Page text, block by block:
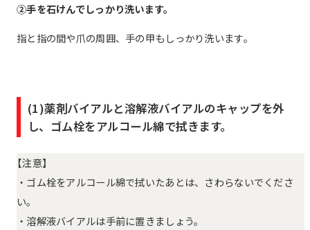
②手を石けんでしっかり洗います。
指と指の間や爪の周囲、手の甲もしっかり洗います。
(1)薬剤バイアルと溶解液バイアルのキャップを外
し、ゴム栓をアルコール綿で拭きます。
【注意】
・ゴム栓をアルコール綿で拭いたあとは、さわらないでくださ
い。
・溶解液バイアルは手前に置きましょう。